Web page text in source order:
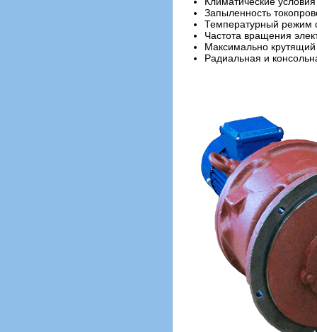
Запыленность
Температурный режим
Частота вращения
Максимально
Радиальная и